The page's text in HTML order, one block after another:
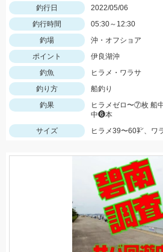
釣行日
2022/05/06
釣行時間
05:30～12:30
釣場
沖・オフショア
ポイント
伊良湖沖
釣魚
ヒラメ・ワラサ
釣り方
船釣り
釣果
ヒラメゼロ〜⑦枚 船
中❻本
サイズ
ヒラメ39〜60㌢、ワ